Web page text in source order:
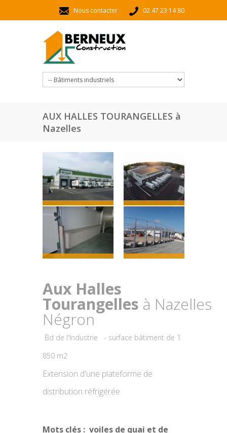
Nous contacter 02 47 23 14 80
AUX HALLES TOURANGELLES à
Nazelles
Aux Halles
Tourangelles à Nazelles
Négron
Bd de l'Industrie - surface bâtiment de 1
850 m2
Extension d'une plateforme de
distribution réfrigérée
Mots clés : voiles de quai et de